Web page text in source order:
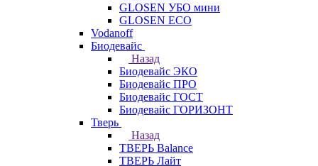
GLOSEN УБО мини
GLOSEN ECO
Vodanoff
Биодевайс
Назад
Биодевайс ЭКО
Биодевайс ПРО
Биодевайс ГОСТ
Биодевайс ГОРИЗОНТ
Тверь
Назад
ТВЕРЬ Balance
ТВЕРЬ Лайт